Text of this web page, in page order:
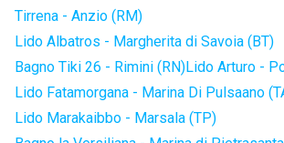
Tirrena - Anzio (RM)
Lido Albatros - Margherita di Savoia (BT)
Bagno Tiki 26 - Rimini (RN)Lido Arturo -
Lido Fatamorgana - Marina Di Pulsaano
Lido Marakaibbo - Marsala (TP)